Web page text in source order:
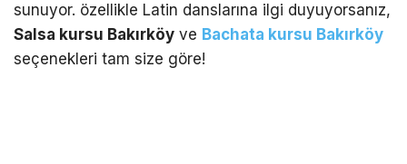
sunuyor. özellikle Latin danslarına ilgi duyuyorsanız,
Salsa kursu Bakırköy ve Bachata kursu Bakırköy
seçenekleri tam size göre!